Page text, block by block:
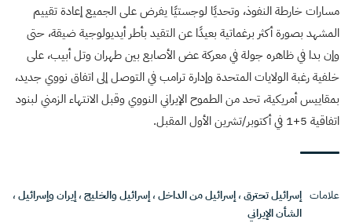
مسارات خارطة النفوذ، وتحديًا لوجستيًا يفرض على الجميع إعادة تقييم
المشهد بصورة أكثر برغماتية بعيدًا عن التقيد بأطر أيديولوجية ضيقة، حتى
وإن بدا في ظاهره جولة في معركة عض الأصابع بين طهران وتل أبيب، على
خلفية رغبة الولايات المتحدة وإدارة ترامب في التوصل إلى اتفاق نووي جديد،
بمقاييس أمريكية، تحد من الطموح الإيراني النووي وقبل الانتهاء الزمني لبنود
اتفاقية 5+1 في أكتوبر/تشرين الأول المقبل.
علامات إسرائيل تحترق،إسرائيل من الداخل،إسرائيل والخليج،إيران وإسرائيل،
الشأن الإيراني